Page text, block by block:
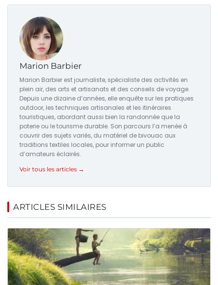
Marion Barbier
Marion Barbier est journaliste, spécialiste des activités en
plein air, des arts et artisanats et des conseils de voyage.
Depuis une dizaine d’années, elle enquête sur les pratiques
outdoor, les techniques artisanales et les itinéraires
touristiques, abordant aussi bien la randonnée que la
poterie ou le tourisme durable. Son parcours l’a menée à
couvrir des sujets variés, du matériel de bivouac aux
traditions textiles locales, pour informer un public
d’amateurs éclairés.
Voir tous les articles →
ARTICLES SIMILAIRES